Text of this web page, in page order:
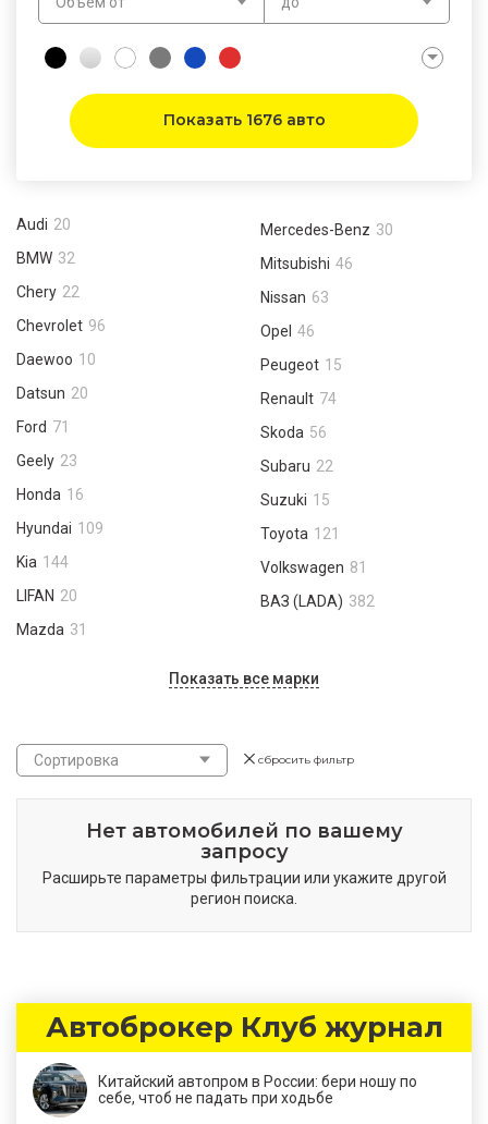
Показать 1676 авто
Audi 20
BMW 32
Chery 22
Chevrolet 96
Daewoo 10
Datsun 20
Ford 71
Geely 23
Honda 16
Hyundai 109
Kia 144
LIFAN 20
Mazda 31
Mercedes-Benz 30
Mitsubishi 46
Nissan 63
Opel 46
Peugeot 15
Renault 74
Skoda 56
Subaru 22
Suzuki 15
Toyota 121
Volkswagen 81
ВАЗ (LADA) 382
Показать все марки
Сортировка сбросить фильтр
Нет автомобилей по вашему
запросу
Расширьте параметры фильтрации или укажите другой
регион поиска.
Автоброкер Клуб журнал
Китайский автопром в России: бери ношу по
себе, чтоб не падать при ходьбе